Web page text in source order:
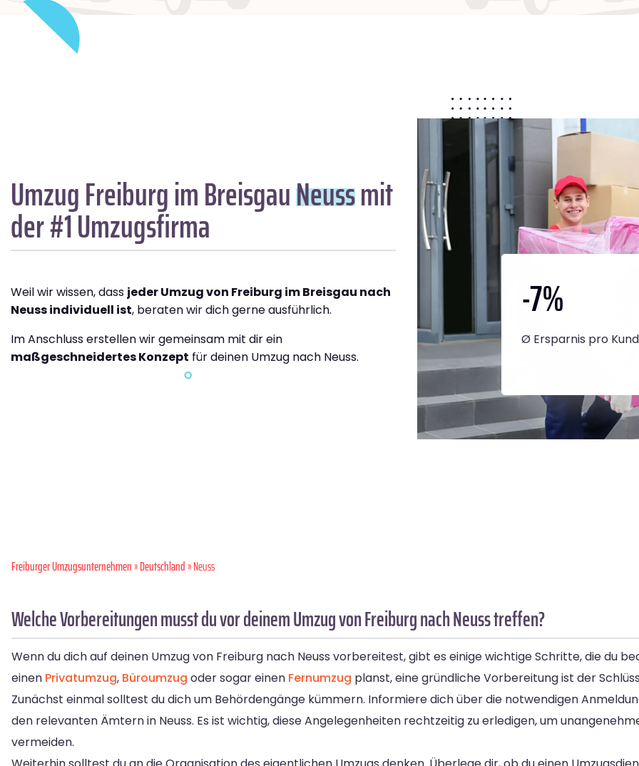
Umzug Freiburg im BreisgauNeussmit
der #1 Umzugsfirma
Weil wir wissen, dass jeder Umzug von Freiburg im Breisgau nach
Neuss individuell ist, beraten wir dich gerne ausführlich.
Im Anschluss erstellen wir gemeinsam mit dir ein
maßgeschneidertes Konzept für deinen Umzug nach Neuss.
-7%
Ø Ersparnis pro
Freiburger Umzugsunternehmen»Deutschland» Neuss
Welche Vorbereitungen musst du vor deinem Umzug von Freiburg nach Neuss treffen?
Wenn du dich auf deinen Umzug von Freiburg nach Neuss vorbereitest, gibt es einige wichtige Schritte, die du
einen Privatumzug, Büroumzug oder sogar einen Fernumzug planst, eine gründliche Vorbereitung ist der
Zunächst einmal solltest du dich um Behördengänge kümmern. Informiere dich über die notwendigen
den relevanten Ämtern in Neuss. Es ist wichtig, diese Angelegenheiten rechtzeitig zu erledigen, um
vermeiden.